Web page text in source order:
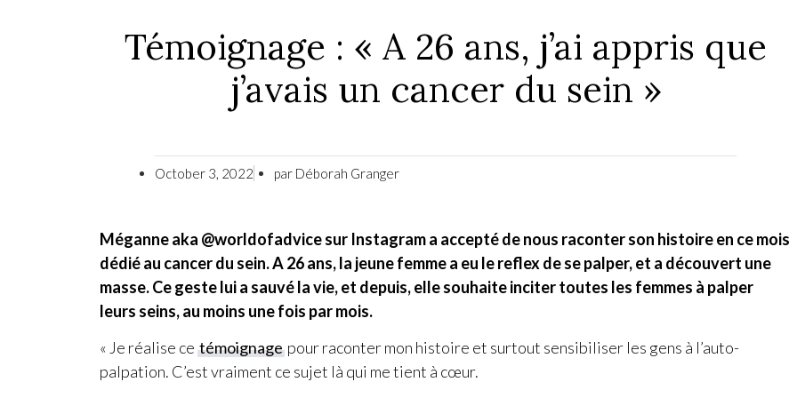
Témoignage : « A 26 ans, j’ai appris que
j’avais un cancer du sein »
October 3, 2022 par Déborah Granger
Méganne aka @worldofadvice sur Instagram a accepté de nous raconter son histoire en ce mois
dédié au cancer du sein. A 26 ans, la jeune femme a eu le reflex de se palper, et a découvert une
masse. Ce geste lui a sauvé la vie, et depuis, elle souhaite inciter toutes les femmes à palper
leurs seins, au moins une fois par mois.
« Je réalise ce témoignage pour raconter mon histoire et surtout sensibiliser les gens à l’auto-
palpation. C’est vraiment ce sujet là qui me tient à cœur.